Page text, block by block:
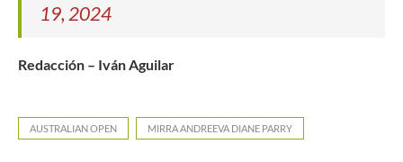
19, 2024
Redacción – Iván Aguilar
AUSTRALIAN OPEN MIRRA ANDREEVA DIANE PARRY